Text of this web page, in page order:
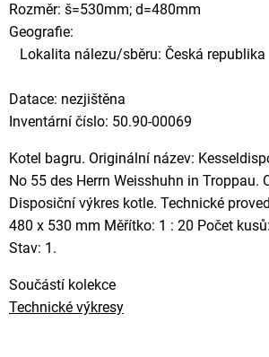
Rozměr: š=530mm; d=480mm
Geografie:
Lokalita nálezu/sběru: Česká republika
Datace: nezjištěna
Inventární číslo: 50.90-00069
Kotel bagru. Originální název:
No 55 des Herrn Weisshuhn in Troppau.
Disposiční výkres kotle. Technické
480 x 530 mm Měřítko: 1 : 20 Počet
Stav: 1.
Součástí kolekce
Technické výkresy